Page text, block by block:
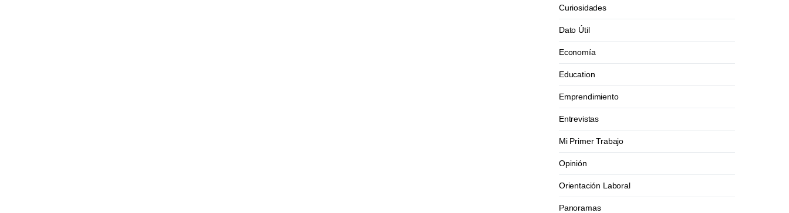
Curiosidades
Dato Útil
Economía
Education
Emprendimiento
Entrevistas
Mi Primer Trabajo
Opinión
Orientación Laboral
Panoramas